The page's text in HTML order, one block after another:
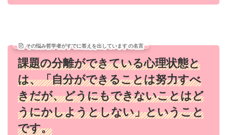
その悩み哲学者がすでに答えを出しています の名言
課題の分離ができている心理状態と
は、「自分ができることは努力すべ
きだが、どうにもできないことはど
うにかしようとしない」ということ
です。